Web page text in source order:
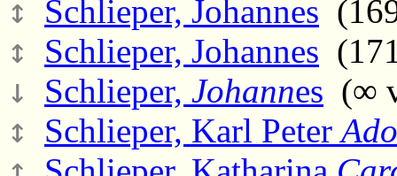
↕ Schlieper, Johannes
↕ Schlieper, Johannes
↓ Schlieper, Johannes (∞
↕ Schlieper, Karl Peter